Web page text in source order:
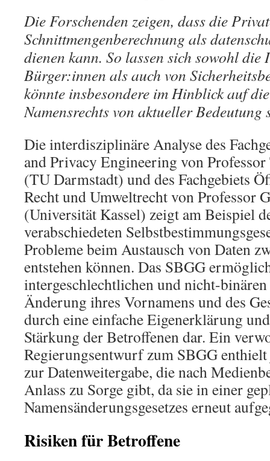
Die Forschenden zeigen, dass die
Schnittmengenberechnung als
dienen kann. So lassen sich sowohl die
Bürger:innen als auch von
könnte insbesondere im Hinblick auf
Namensrechts von aktueller Bedeutung
Die interdisziplinäre Analyse des
and Privacy Engineering von
(TU Darmstadt) und des Fachgebiets
Recht und Umweltrecht von Professor
(Universität Kassel) zeigt am Beispiel
verabschiedeten
Probleme beim Austausch von Daten
entstehen können. Das SBGG
intergeschlechtlichen und nicht-binären
Änderung ihres Vornamens und des
durch eine einfache Eigenerklärung
Stärkung der Betroffenen dar. Ein
Regierungsentwurf zum SBGG
zur Datenweitergabe, die nach
Anlass zu Sorge gibt, da sie in einer
Namensänderungsgesetzes erneut
Risiken für Betroffene